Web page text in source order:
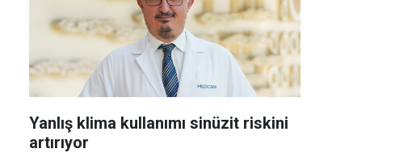
Yanlış klima kullanımı sinüzit riskini
artırıyor